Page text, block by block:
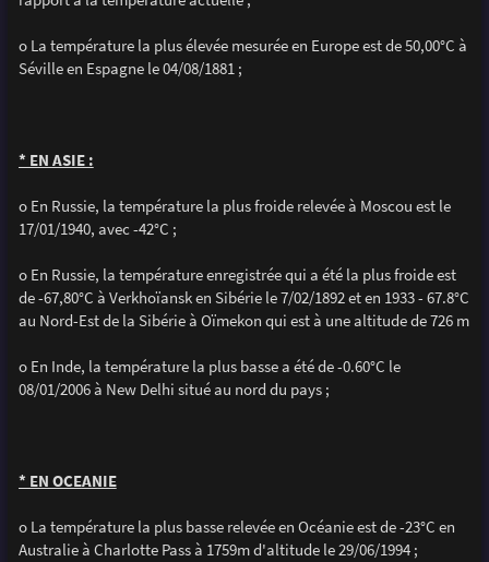
o La température la plus élevée mesurée en Europe est de 50,00°C à
Séville en Espagne le 04/08/1881 ;
* EN ASIE :
o En Russie, la température la plus froide relevée à Moscou est le
17/01/1940, avec -42°C ;
o En Russie, la température enregistrée qui a été la plus froide est
de -67,80°C à Verkhoïansk en Sibérie le 7/02/1892 et en 1933 - 67.8°C
au Nord-Est de la Sibérie à Oïmekon qui est à une altitude de 726 m
o En Inde, la température la plus basse a été de -0.60°C le
08/01/2006 à New Delhi situé au nord du pays ;
* EN OCEANIE
o La température la plus basse relevée en Océanie est de -23°C en
Australie à Charlotte Pass à 1759m d'altitude le 29/06/1994 ;